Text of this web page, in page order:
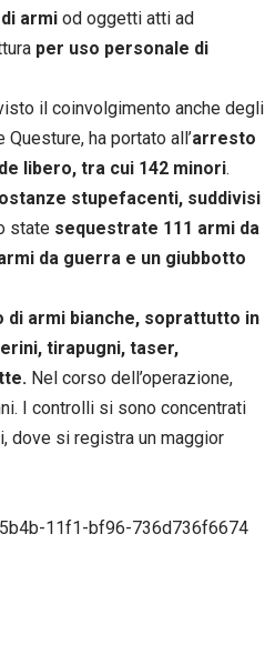
armi od oggetti atti ad
per uso personale di
il coinvolgimento anche degli
ha portato all’arresto
libero, tra cui 142 minori.
stupefacenti, suddivisi
state sequestrate 111 armi da
da guerra e un giubbotto
armi bianche, soprattutto in
tirapugni, taser,
Nel corso dell’operazione,
I controlli si sono concentrati
dove si registra un maggior
11f1-bf96-736d736f6674